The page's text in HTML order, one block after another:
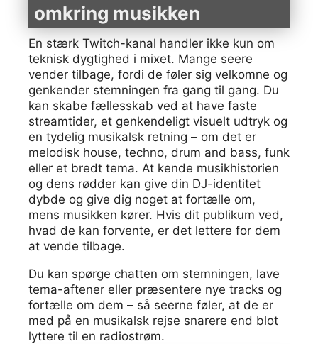
omkring musikken
En stærk Twitch-kanal handler ikke kun om
teknisk dygtighed i mixet. Mange seere
vender tilbage, fordi de føler sig velkomne og
genkender stemningen fra gang til gang. Du
kan skabe fællesskab ved at have faste
streamtider, et genkendeligt visuelt udtryk og
en tydelig musikalsk retning – om det er
melodisk house, techno, drum and bass, funk
eller et bredt tema. At kende musikhistorien
og dens rødder kan give din DJ-identitet
dybde og give dig noget at fortælle om,
mens musikken kører. Hvis dit publikum ved,
hvad de kan forvente, er det lettere for dem
at vende tilbage.
Du kan spørge chatten om stemningen, lave
tema-aftener eller præsentere nye tracks og
fortælle om dem – så seerne føler, at de er
med på en musikalsk rejse snarere end blot
lyttere til en radiostrøm.